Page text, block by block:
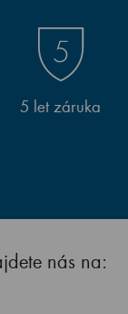
5 let záruka
nás na: